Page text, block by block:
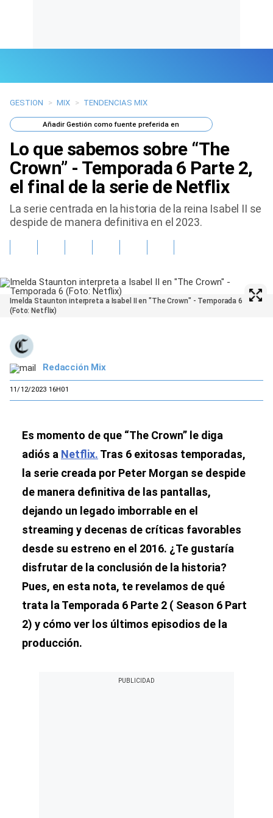
Últimas Noticias
Mi Bolsillo
Respuestas
Gente
Vida Laboral
GESTION > MIX > TENDENCIAS MIX
AñadirGestión como fuente preferida en
Lo que sabemos sobre “The
Crown” - Temporada 6 Parte 2,
el final de la serie de Netflix
La serie centrada en la historia de la reina Isabel II se
despide de manera definitiva en el 2023.
Imelda Staunton interpreta a Isabel II en "The Crown" - Temporada 6
(Foto: Netflix)
Redacción Mix
11/12/2023 16H01
Es momento de que “The Crown” le diga
adiós a Netflix. Tras 6 exitosas temporadas,
la serie creada por Peter Morgan se despide
de manera definitiva de las pantallas,
dejando un legado imborrable en el
streaming y decenas de críticas favorables
desde su estreno en el 2016. ¿Te gustaría
disfrutar de la conclusión de la historia?
Pues, en esta nota, te revelamos de qué
trata la Temporada 6 Parte 2 ( Season 6 Part
2) y cómo ver los últimos episodios de la
producción.